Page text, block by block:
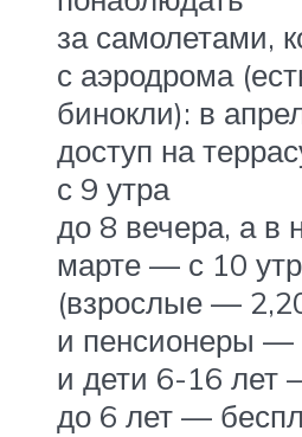
за самолетами,
с аэродрома
бинокли): в
доступ на
с 9 утра
до 8 вечера, а в
марте — с 10
(взрослые —
и пенсионеры —
и дети 6-16 лет
до 6 лет —